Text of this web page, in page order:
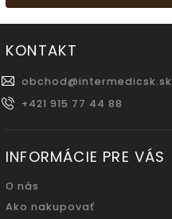
KONTAKT
obchod@intermedicsk.sk
+421 915 77 44 88
INFORMÁCIE PRE VÁS
O nás
Ako nakupovať